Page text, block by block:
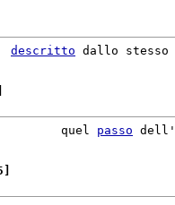
descritto dallo stesso
quel
passo dell'